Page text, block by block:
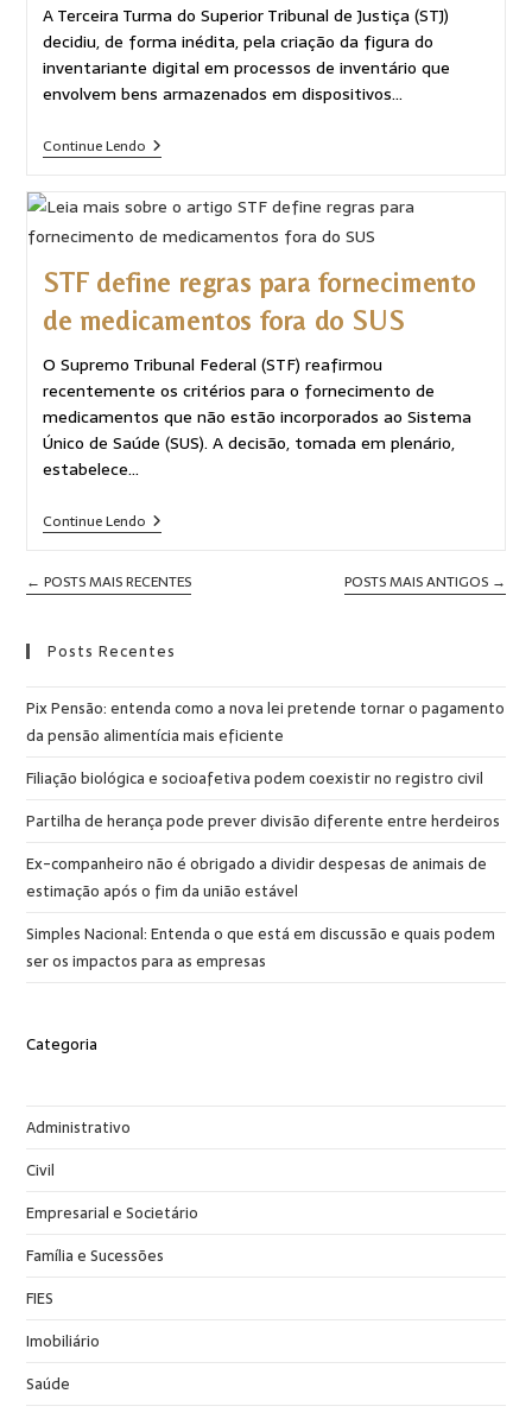
A Terceira Turma do Superior Tribunal de Justiça (STJ)
decidiu, de forma inédita, pela criação da figura do
inventariante digital em processos de inventário que
envolvem bens armazenados em dispositivos…
Continue Lendo
STF define regras para fornecimento
de medicamentos fora do SUS
O Supremo Tribunal Federal (STF) reafirmou
recentemente os critérios para o fornecimento de
medicamentos que não estão incorporados ao Sistema
Único de Saúde (SUS). A decisão, tomada em plenário,
estabelece…
Continue Lendo
← POSTS MAIS RECENTES POSTS MAIS ANTIGOS →
Posts Recentes
Pix Pensão: entenda como a nova lei pretende tornar o pagamento
da pensão alimentícia mais eficiente
Filiação biológica e socioafetiva podem coexistir no registro civil
Partilha de herança pode prever divisão diferente entre herdeiros
Ex-companheiro não é obrigado a dividir despesas de animais de
estimação após o fim da união estável
Simples Nacional: Entenda o que está em discussão e quais podem
ser os impactos para as empresas
Categoria
Administrativo
Civil
Empresarial e Societário
Família e Sucessões
FIES
Imobiliário
Saúde